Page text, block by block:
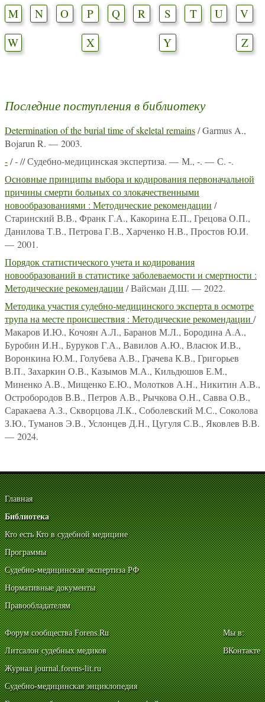
M
N O P Q R S T U
V
W
X Y Z
Последние поступления в библиотеку
Determination of the burial time of skeletal remains/ Garmus A.,
Bojarun R. — 2003.
-/ - // Судебно-медицинская экспертиза. — М., -. — С. -.
Основные принципы выбора и кодирования первоначальной
причины смерти больных со злокачественными
новообразованиями : Методические рекомендации /
Старинский В.В., Франк Г.А., Какорина Е.П., Грецова О.П.,
Данилова Т.В., Петрова Г.В., Харченко Н.В., Простов Ю.И.
— 2001.
Порядок статистического учета и кодирования
новообразований в статистике заболеваемости и смертности :
Методические рекомендации / Вайсман Д.Ш. — 2022.
Методика участия судебно-медицинского эксперта в осмотре
трупа на месте происшествия : Методические рекомендации /
Макаров И.Ю., Кочоян А.Л., Баранов М.Л., Бородина А.А.,
Буробин И.Н., Буруков Г.А., Вавилов А.Ю., Власюк И.В.,
Воронкина Ю.М., Голубева А.В., Грачева К.В., Григорьев
В.П., Захаркин О.В., Казымов М.А., Кильдюшов Е.М.,
Миненко А.В., Мищенко Е.Ю., Молотков А.Н., Никитин А.В.,
Остробородов В.В., Петров А.В., Рычкова О.Н., Савва О.В.,
Саракаева А.З., Скворцова Л.К., Соболевский М.С., Соколова
З.Ю., Туманов Э.В., Услонцев Д.Н., Цугуля С.В., Яковлев В.В.
— 2024.
Главная
Библиотека
Кто есть Кто в судебной медицине
Программы
Судебно-медицинская экспертиза РФ
Нормативные документы
Правообладателям
Форум сообщества Forens.Ru
Литсалон судебных медиков
Журнал journal.forens-lit.ru
Судебно-медицинская энциклопедия
Мы в:
ВКонтакте